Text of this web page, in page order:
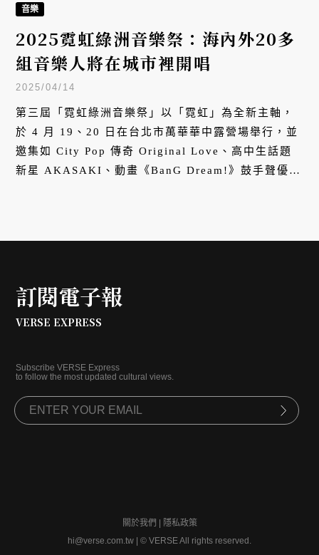
音樂
2025霓虹綠洲音樂祭：海內外20多
組音樂人將在城市裡開唱
2025/04/14
第三屆「霓虹綠洲音樂祭」以「霓虹」為全新主軸，
於 4 月 19、20 日在台北市萬華華中露營場舉行，並
邀集如 City Pop 傳奇 Original Love、高中生話題
新星 AKASAKI、動畫《BanG Dream!》鼓手聲優米
訂閱電子報
VERSE EXPRESS
Subscribe VERSE Express
to follow the most updated cultural views.
關於我們
隱私政策
hi@verse.com.tw
© VERSE All rights reserved.